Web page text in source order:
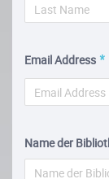
Email Address
Name der